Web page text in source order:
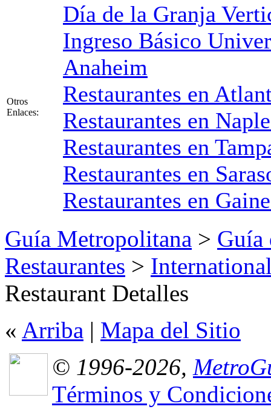
Otros
Enlaces:
Día de la Granja
Ingreso Básico
Anaheim
Restaurantes en
Restaurantes en
Restaurantes en
Restaurantes en
Restaurantes en
Guía Metropolitana > Guía
Restaurantes >
Restaurant Detalles
« Arriba | Mapa del Sitio
© 1996-2026,
Términos y